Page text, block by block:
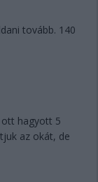
tovább. 140
ott hagyott 5
az okát, de